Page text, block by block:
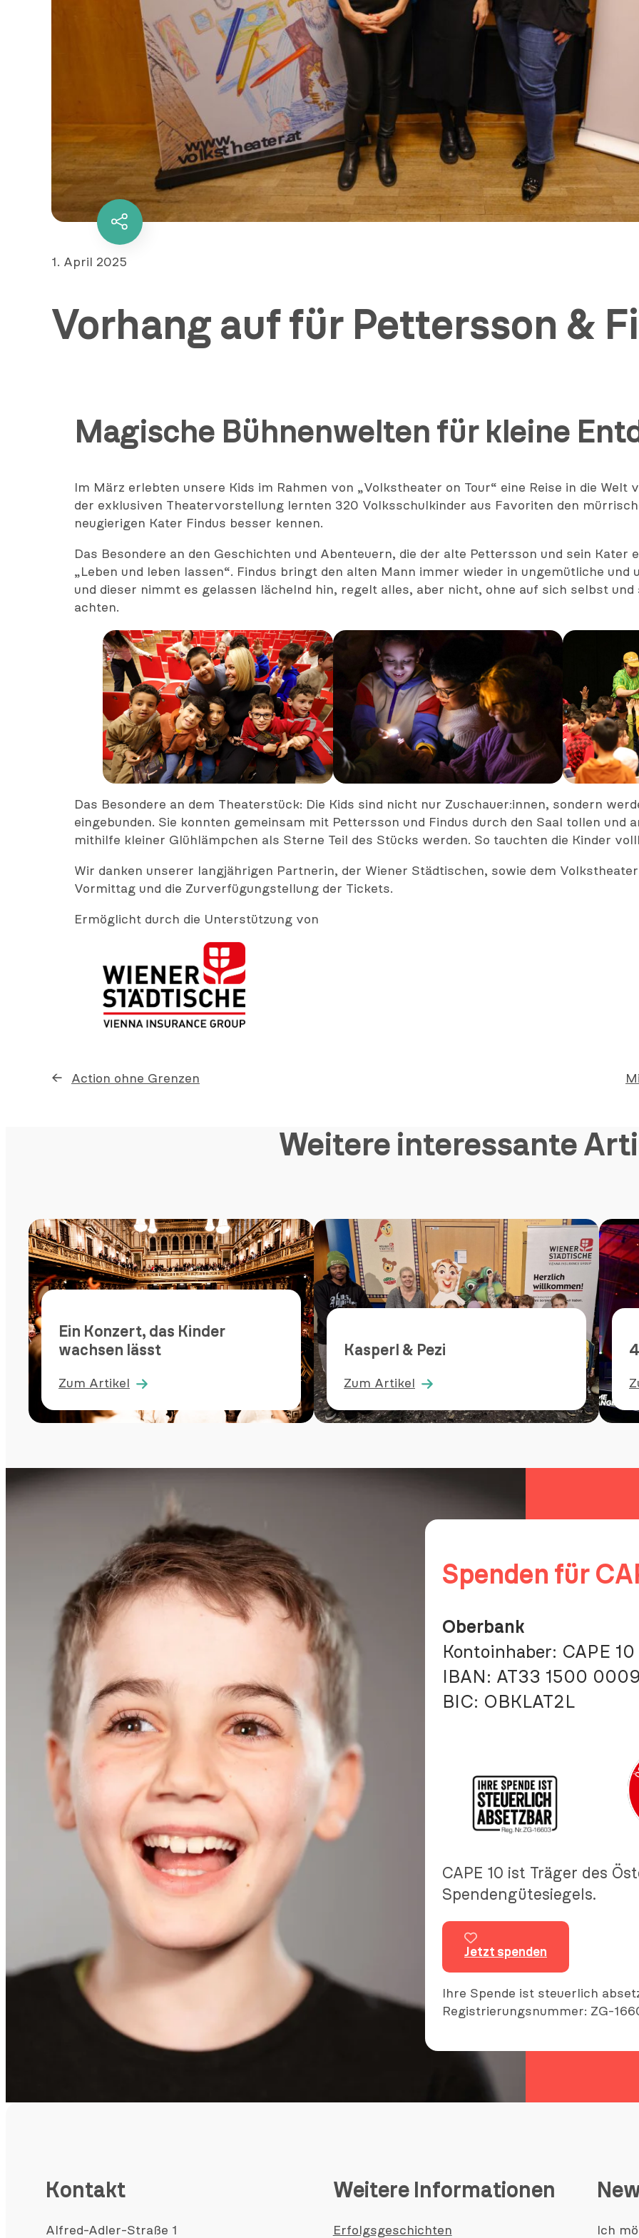
Diesen
Inhalt
teilen
Veröffentlicht
1. April 2025
Vorhang auf für Pettersson &
Magische Bühnenwelten für kleine
Im März erlebten unsere Kids im Rahmen von „Volkstheater on Tour“ eine Reise in die Welt
der exklusiven Theatervorstellung lernten 320 Volksschulkinder aus Favoriten den
neugierigen Kater Findus besser kennen.
Das Besondere an den Geschichten und Abenteuern, die der alte Pettersson und sein Kater
„Leben und leben lassen“. Findus bringt den alten Mann immer wieder in ungemütliche und
und dieser nimmt es gelassen lächelnd hin, regelt alles, aber nicht, ohne auf sich selbst und
achten.
Das Besondere an dem Theaterstück: Die Kids sind nicht nur Zuschauer:innen, sondern
eingebunden. Sie konnten gemeinsam mit Pettersson und Findus durch den Saal tollen und
mithilfe kleiner Glühlämpchen als Sterne Teil des Stücks werden. So tauchten die Kinder
Wir danken unserer langjährigen Partnerin, der Wiener Städtischen, sowie dem
Vormittag und die Zurverfügungstellung der Tickets.
Ermöglicht durch die Unterstützung von
← Action ohne Grenzen
Weitere interessante
Ein Konzert, das Kinder
wachsen lässt
Zum Artikel
:
Ein
Konzert,
Kasperl & Pezi
Zum Artikel
:
Kasperl
&
:
Spenden für
Oberbank
Kontoinhaber: CAPE
IBAN: AT33 1500
BIC: OBKLAT2L
CAPE 10 ist Träger des
Spendengütesiegels.
Jetzt spenden
Ihre Spende ist steuerlich
Registrierungsnummer: ZG-
Kontakt
Alfred-Adler-Straße 1
Weitere Informationen
Erfolgsgeschichten Ich